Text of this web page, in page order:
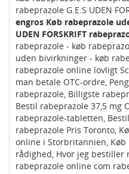
rabeprazole G.E.S UDEN
engros Køb rabeprazole
UDEN FORSKRIFT
rabeprazole - køb
uden bivirkninger - køb
rabeprazole online lovligt
man betale OTC-ordre,
rabeprazole, Billigste
Bestil rabeprazole 37,5 mg
rabeprazole-tabletten,
rabeprazole Pris Toronto,
online i Storbritannien,
rådighed, Hvor jeg bestiller
rabeprazole online com